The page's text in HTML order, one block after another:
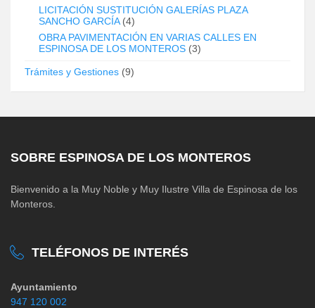
LICITACIÓN SUSTITUCIÓN GALERÍAS PLAZA
SANCHO GARCÍA(4)
OBRA PAVIMENTACIÓN EN VARIAS CALLES EN
ESPINOSA DE LOS MONTEROS (3)
Trámites y Gestiones (9)
SOBRE ESPINOSA DE LOS MONTEROS
Bienvenido a la Muy Noble y Muy Ilustre Villa de Espinosa de los
Monteros.
TELÉFONOS DE INTERÉS
Ayuntamiento
947 120 002